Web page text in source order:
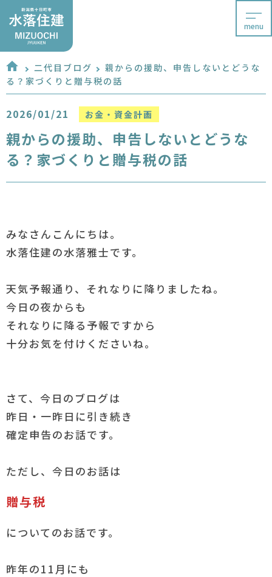
menu
二代目ブログ
親からの援助、申告しないとどうな
る？家づくりと贈与税の話
2026/01/21 お金・資金計画
親からの援助、申告しないとどうな
る？家づくりと贈与税の話
みなさんこんにちは。
水落住建の水落雅士です。
天気予報通り、それなりに降りましたね。
今日の夜からも
それなりに降る予報ですから
十分お気を付けくださいね。
さて、今日のブログは
昨日・一昨日に引き続き
確定申告のお話です。
ただし、今日のお話は
贈与税
についてのお話です。
昨年の11月にも